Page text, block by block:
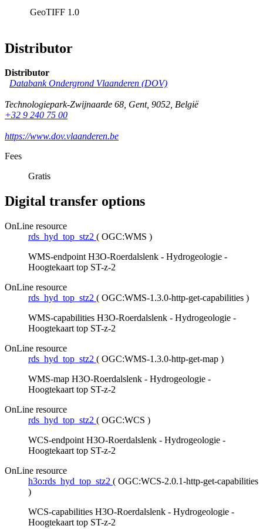
GeoTIFF 1.0
Distributor
Distributor
Databank Ondergrond Vlaanderen (DOV)
Technologiepark-Zwijnaarde 68, Gent, 9052, België
+32 9 240 75 00
https://www.dov.vlaanderen.be
Fees
Gratis
Digital transfer options
OnLine resource
rds_hyd_top_stz2 ( OGC:WMS )
WMS-endpoint H3O-Roerdalslenk - Hydrogeologie -
Hoogtekaart top ST-z-2
OnLine resource
rds_hyd_top_stz2 ( OGC:WMS-1.3.0-http-get-capabilities )
WMS-capabilities H3O-Roerdalslenk - Hydrogeologie -
Hoogtekaart top ST-z-2
OnLine resource
rds_hyd_top_stz2 ( OGC:WMS-1.3.0-http-get-map )
WMS-map H3O-Roerdalslenk - Hydrogeologie -
Hoogtekaart top ST-z-2
OnLine resource
rds_hyd_top_stz2 ( OGC:WCS )
WCS-endpoint H3O-Roerdalslenk - Hydrogeologie -
Hoogtekaart top ST-z-2
OnLine resource
h3o:rds_hyd_top_stz2 ( OGC:WCS-2.0.1-http-get-capabilities
)
WCS-capabilities H3O-Roerdalslenk - Hydrogeologie -
Hoogtekaart top ST-z-2